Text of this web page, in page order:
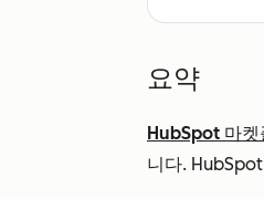
요약
HubSpot 마켓
니다.